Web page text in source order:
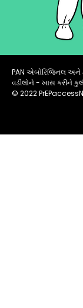
PAN એબોરિજિનલ અને
વડીલોને - ખાસ કરીને
© 2022